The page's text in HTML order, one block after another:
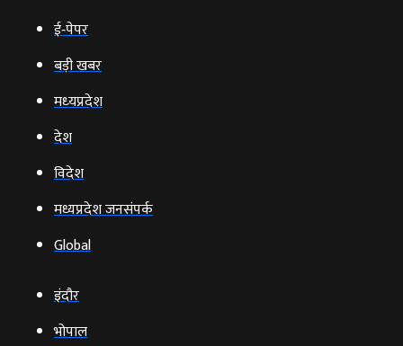
ई‑पेपर
बड़ी खबर
मध्‍यप्रदेश
देश
विदेश
मध्यप्रदेश जनसंपर्क
Global
इंदौर
भोपाल